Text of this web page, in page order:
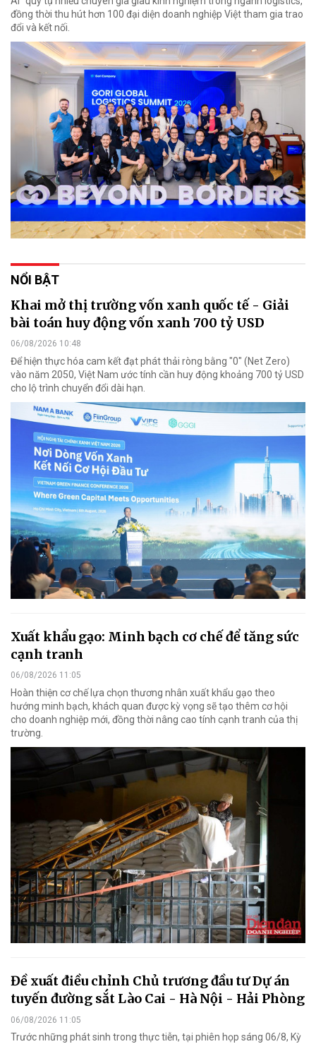
đồng thời thu hút hơn 100 đại diện doanh nghiệp Việt tham gia trao
đổi và kết nối.
NỔI BẬT
Khai mở thị trường vốn xanh quốc tế - Giải
bài toán huy động vốn xanh 700 tỷ USD
06/08/2026 10:48
Để hiện thực hóa cam kết đạt phát thải ròng bằng "0" (Net Zero)
vào năm 2050, Việt Nam ước tính cần huy động khoảng 700 tỷ USD
cho lộ trình chuyển đổi dài hạn.
Xuất khẩu gạo: Minh bạch cơ chế để tăng sức
cạnh tranh
06/08/2026 11:05
Hoàn thiện cơ chế lựa chọn thương nhân xuất khẩu gạo theo
hướng minh bạch, khách quan được kỳ vọng sẽ tạo thêm cơ hội
cho doanh nghiệp mới, đồng thời nâng cao tính cạnh tranh của thị
trường.
Đề xuất điều chỉnh Chủ trương đầu tư Dự án
tuyến đường sắt Lào Cai - Hà Nội - Hải Phòng
06/08/2026 11:05
Trước những phát sinh trong thực tiễn, tại phiên họp sáng 06/8, Kỳ